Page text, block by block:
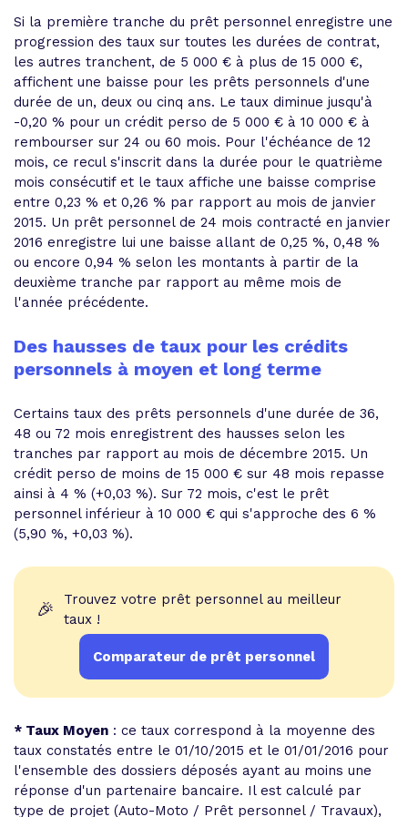
Si la première tranche du prêt personnel enregistre une
progression des taux sur toutes les durées de contrat,
les autres tranchent, de 5 000 € à plus de 15 000 €,
affichent une baisse pour les prêts personnels d'une
durée de un, deux ou cinq ans. Le taux diminue jusqu'à
-0,20 % pour un crédit perso de 5 000 € à 10 000 € à
rembourser sur 24 ou 60 mois. Pour l'échéance de 12
mois, ce recul s'inscrit dans la durée pour le quatrième
mois consécutif et le taux affiche une baisse comprise
entre 0,23 % et 0,26 % par rapport au mois de janvier
2015. Un prêt personnel de 24 mois contracté en janvier
2016 enregistre lui une baisse allant de 0,25 %, 0,48 %
ou encore 0,94 % selon les montants à partir de la
deuxième tranche par rapport au même mois de
l'année précédente.
Des hausses de taux pour les crédits
personnels à moyen et long terme
Certains taux des prêts personnels d'une durée de 36,
48 ou 72 mois enregistrent des hausses selon les
tranches par rapport au mois de décembre 2015. Un
crédit perso de moins de 15 000 € sur 48 mois repasse
ainsi à 4 % (+0,03 %). Sur 72 mois, c'est le prêt
personnel inférieur à 10 000 € qui s'approche des 6 %
(5,90 %, +0,03 %).
🎉
Trouvez votre prêt personnel au meilleur
taux !
Comparateur de prêt personnel
* Taux Moyen : ce taux correspond à la moyenne des
taux constatés entre le 01/10/2015 et le 01/01/2016 pour
l'ensemble des dossiers déposés ayant au moins une
réponse d'un partenaire bancaire. Il est calculé par
type de projet (Auto-Moto / Prêt personnel / Travaux),